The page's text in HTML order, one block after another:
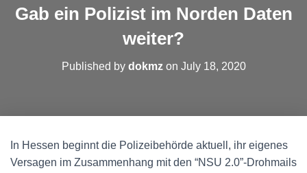
Gab ein Polizist im Norden Daten
weiter?
Published by dokmzon July 18, 2020
In Hessen beginnt die Polizeibehörde aktuell, ihr eigenes
Versagen im Zusammenhang mit den “NSU 2.0”-Drohmails